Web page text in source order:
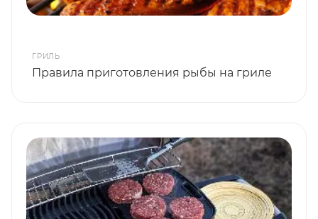
ГРИЛЬ
Правила приготовления рыбы на гриле